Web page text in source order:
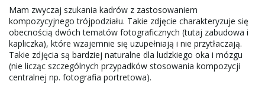
Mam zwyczaj szukania kadrów z zastosowaniem
kompozycyjnego trójpodziału. Takie zdjęcie charakteryzuje się
obecnością dwóch tematów fotograficznych (tutaj zabudowa i
kapliczka), które wzajemnie się uzupełniają i nie przytłaczają.
Takie zdjęcia są bardziej naturalne dla ludzkiego oka i mózgu
(nie licząc szczególnych przypadków stosowania kompozycji
centralnej np. fotografia portretowa).